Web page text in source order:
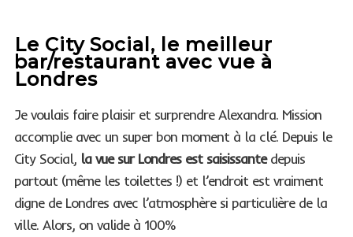
Le City Social, le meilleur
bar/restaurant avec vue à
Londres
Je voulais faire plaisir et surprendre Alexandra. Mission
accomplie avec un super bon moment à la clé. Depuis le
City Social, la vue sur Londres est saisissantedepuis
partout (même les toilettes !) et l’endroit est vraiment
digne de Londres avec l’atmosphère si particulière de la
ville. Alors, on valide à 100%